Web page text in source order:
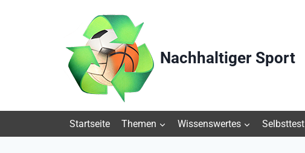
Nachhaltiger Sport
Startseite Themen Wissenswertes Selbsttest